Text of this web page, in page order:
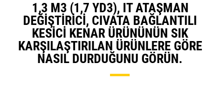
1,3 M3 (1,7 YD3), IT ATAŞMAN
DEĞIŞTIRICI, CIVATA BAĞLANTILI
KESICI KENAR ÜRÜNÜNÜN SIK
KARŞILAŞTIRILAN ÜRÜNLERE GÖRE
NASIL DURDUĞUNU GÖRÜN.